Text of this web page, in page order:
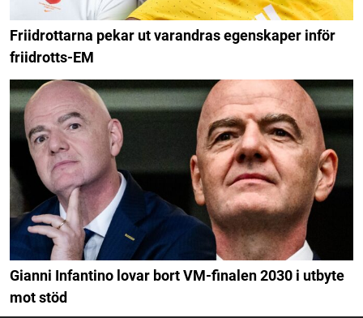
Friidrottarna pekar ut varandras egenskaper inför
friidrotts-EM
Gianni Infantino lovar bort VM-finalen 2030 i utbyte
mot stöd